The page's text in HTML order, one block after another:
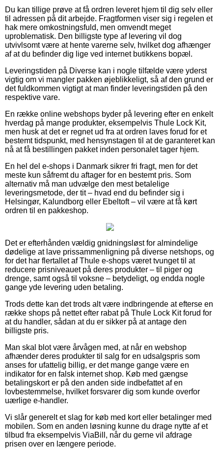
Du kan tillige prøve at få ordren leveret hjem til dig selv eller
til adressen på dit arbejde. Fragtformen viser sig i regelen et
hak mere omkostningsfuld, men omvendt meget
uproblematisk. Den billigste type af levering vil dog
utvivlsomt være at hente varerne selv, hvilket dog afhænger
af at du befinder dig lige ved internet butikkens bopæl.
Leveringstiden på Diverse kan i nogle tilfælde være yderst
vigtig om vi mangler pakken øjeblikkeligt, så af den grund er
det fuldkommen vigtigt at man finder leveringstiden på den
respektive vare.
En række online webshops byder på levering efter en enkelt
hverdag på mange produkter, eksempelvis Thule Lock Kit,
men husk at det er regnet ud fra at ordren laves forud for et
bestemt tidspunkt, med hensynstagen til at de garanteret kan
nå at få bestillingen pakket inden personalet tager hjem.
En hel del e-shops i Danmark sikrer fri fragt, men for det
meste kun såfremt du aftager for en bestemt pris. Som
alternativ må man udvælge den mest betalelige
leveringsmetode, der tit – hvad end du befinder sig i
Helsingør, Kalundborg eller Ebeltoft – vil være at få kørt
ordren til en pakkeshop.
Det er efterhånden vældig gnidningsløst for almindelige
dødelige at lave prissammenligning på diverse netshops, og
for det har flertallet af Thule e-shops været tvunget til at
reducere prisniveauet på deres produkter – til piger og
drenge, samt også til voksne – betydeligt, og endda nogle
gange yde levering uden betaling.
Trods dette kan det trods alt være indbringende at efterse en
række shops på nettet efter rabat på Thule Lock Kit forud for
at du handler, sådan at du er sikker på at antage den
billigste pris.
Man skal blot være årvågen med, at når en webshop
afhænder deres produkter til salg for en udsalgspris som
anses for ufattelig billig, er det mange gange være en
indikator for en falsk internet shop. Køb med gængse
betalingskort er på den anden side indbefattet af en
lovbestemmelse, hvilket forsvarer dig som kunde overfor
uærlige e-handler.
Vi slår generelt et slag for køb med kort eller betalinger med
mobilen. Som en anden løsning kunne du drage nytte af et
tilbud fra eksempelvis ViaBill, når du gerne vil afdrage
prisen over en længere periode.